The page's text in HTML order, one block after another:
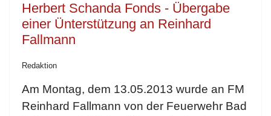
Herbert Schanda Fonds - Übergabe
einer Ünterstützung an Reinhard
Fallmann
Redaktion
Am Montag, dem 13.05.2013 wurde an FM
Reinhard Fallmann von der Feuerwehr Bad